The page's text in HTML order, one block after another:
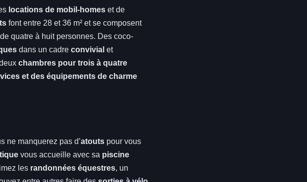
locations de mobil-homes et de
font entre 28 et 36 m² et se composent
de quatre à huit personnes. Des coco-
dans un cadre convivial et
chambres pour trois à quatre
et des équipements de charme
ne manquerez pas d’atouts pour vous
vous accueille avec sa piscine
les randonnées équestres, un